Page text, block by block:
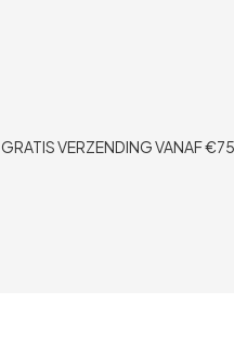
GRATIS VERZENDING VANAF €75